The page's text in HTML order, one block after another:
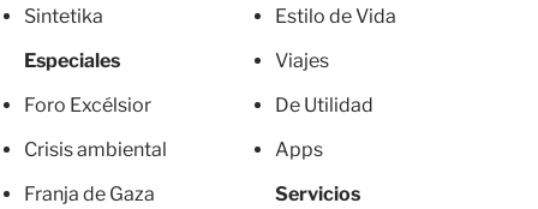
Sintetika
Especiales
Foro Excélsior
Crisis ambiental
Franja de Gaza
Estilo de Vida
Viajes
De Utilidad
Apps
Servicios